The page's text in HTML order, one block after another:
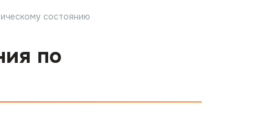
состоянию
по